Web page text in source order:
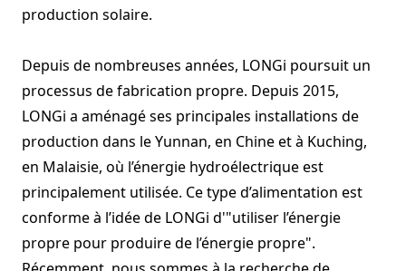
production solaire.
Depuis de nombreuses années, LONGi poursuit un
processus de fabrication propre. Depuis 2015,
LONGi a aménagé ses principales installations de
production dans le Yunnan, en Chine et à Kuching,
en Malaisie, où l’énergie hydroélectrique est
principalement utilisée. Ce type d’alimentation est
conforme à l’idée de LONGi d'"utiliser l’énergie
propre pour produire de l’énergie propre".